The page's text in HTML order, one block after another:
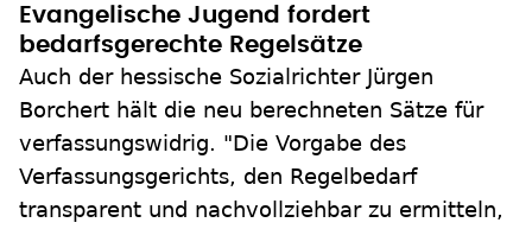
Evangelische Jugend fordert
bedarfsgerechte Regelsätze
Auch der hessische Sozialrichter Jürgen
Borchert hält die neu berechneten Sätze für
verfassungswidrig. "Die Vorgabe des
Verfassungsgerichts, den Regelbedarf
transparent und nachvollziehbar zu ermitteln,